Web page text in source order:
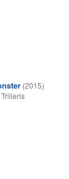
(2015)
Trilleris